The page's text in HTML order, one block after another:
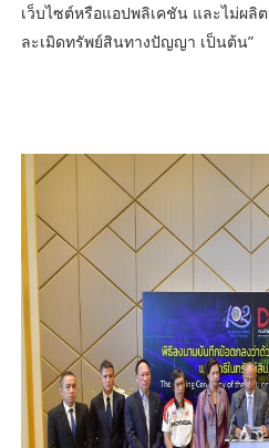
เว็บไซต์หรือแอปพลิเคชัน และไม่ผลิ
ละเมิดทรัพย์สินทางปัญญา เป็นต้น”